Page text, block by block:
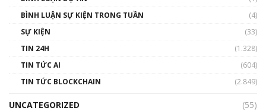
BÌNH LUẬN SỰ KIỆN TRONG TUẦN
(4)
SỰ KIỆN
(33)
TIN 24H
(1.328)
TIN TỨC AI
(604)
TIN TỨC BLOCKCHAIN
(2.849)
UNCATEGORIZED
(55)